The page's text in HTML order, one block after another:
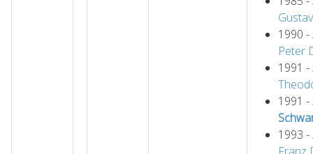
Gustav
1990 -
Peter
1991 -
1991 -
1993 -